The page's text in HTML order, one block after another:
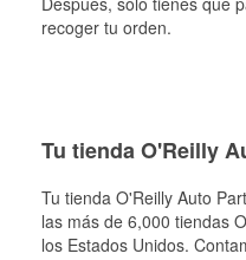
recoger tu orden.
Tu tienda O'Reilly
Tu tienda O'Reilly Auto
las más de 6,000 tiendas
los Estados Unidos.